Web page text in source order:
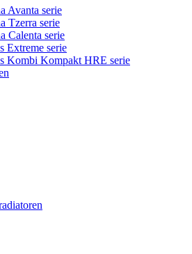
Avanta serie
Tzerra serie
Calenta serie
Extreme serie
Kombi Kompakt HRE serie